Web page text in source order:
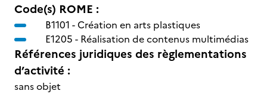
Code(s) ROME :
B1101 -Création en arts plastiques
E1205 - Réalisation de contenus multimédias
Références juridiques des règlementations
d’activité :
sans objet